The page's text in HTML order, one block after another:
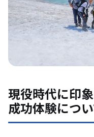
現役時代に印
成功体験につ